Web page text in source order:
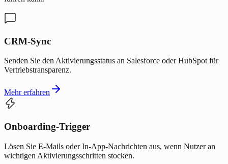
CRM-Sync
Senden Sie den Aktivierungsstatus an Salesforce oder HubSpot für
Vertriebstransparenz.
Mehr erfahren
Onboarding-Trigger
Lösen Sie E-Mails oder In-App-Nachrichten aus, wenn Nutzer an
wichtigen Aktivierungsschritten stocken.